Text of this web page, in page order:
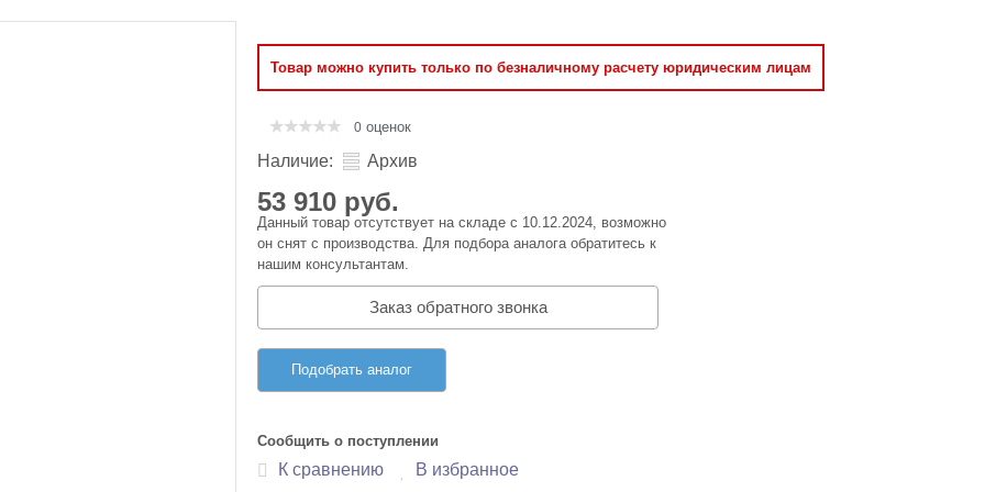
Товар можно купить только по безналичному расчету юридическим лицам
0 оценок
Наличие: Архив
53 910 руб.
Данный товар отсутствует на складе с 10.12.2024, возможно
он снят с производства. Для подбора аналога обратитесь к
нашим консультантам.
Заказ обратного звонка
Подобрать аналог
Сообщить о поступлении
К сравнению В избранное
память